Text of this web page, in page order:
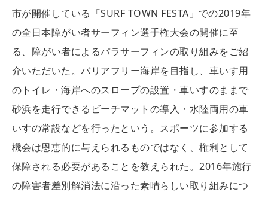
市が開催している「SURF TOWN FESTA」での2019年
の全日本障がい者サーフィン選手権大会の開催に至
る、障がい者によるパラサーフィンの取り組みをご紹
介いただいた。バリアフリー海岸を目指し、車いす用
のトイレ・海岸へのスロープの設置・車いすのままで
砂浜を走行できるビーチマットの導入・水陸両用の車
いすの常設などを行ったという。スポーツに参加する
機会は恩恵的に与えられるものではなく、権利として
保障される必要があることを教えられた。2016年施行
の障害者差別解消法に沿った素晴らしい取り組みにつ